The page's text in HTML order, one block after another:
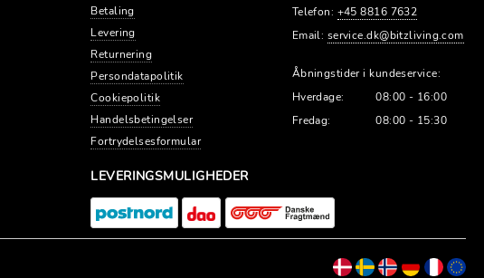
Betaling
Levering
Returnering
Persondatapolitik
Cookiepolitik
Handelsbetingelser
Fortrydelsesformular
Telefon: +45 8816 7632
Email: service.dk@bitzliving.com
Åbningstider i kundeservice:
Hverdage:
08:00 - 16:00
Fredag:
08:00 - 15:30
LEVERINGSMULIGHEDER